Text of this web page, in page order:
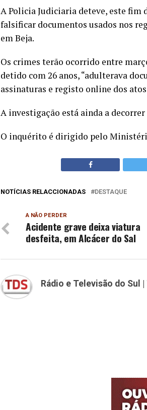
A Policia Judiciaria deteve, este fim
falsificar documentos usados nos
em Beja.
Os crimes terão ocorrido entre
detido com 26 anos, “adulterava
assinaturas e registo online dos atos
A investigação está ainda a
O inquérito é dirigido pelo
NOTÍCIAS RELACCIONADAS DESTAQUE
A NÃO PERDER
Acidente grave deixa viatura
desfeita, em Alcácer do Sal
Rádio e Televisão do Sul |